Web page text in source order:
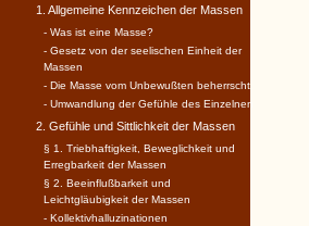
1. Allgemeine Kennzeichen der Massen
- Was ist eine Masse?
- Gesetz von der seelischen Einheit der
Massen
- Die Masse vom Unbewußten beherrscht
- Umwandlung der Gefühle des Einzelnen
2. Gefühle und Sittlichkeit der Massen
§ 1. Triebhaftigkeit, Beweglichkeit und
Erregbarkeit der Massen
§ 2. Beeinflußbarkeit und
Leichtgläubigkeit der Massen
- Kollektivhalluzinationen